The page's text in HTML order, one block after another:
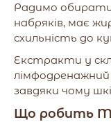
Радимо обирати
набряків, має
схильність до
Екстракти у
завдяки чому
Що робить